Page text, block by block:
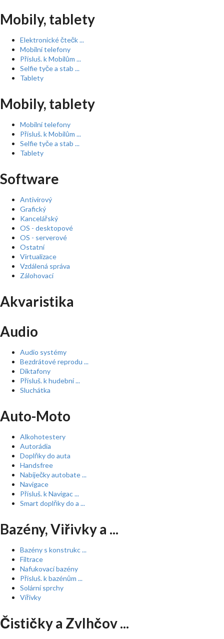
Mobily, tablety
Elektronické čtečk ...
Mobilní telefony
Přísluš. k Mobilům ...
Selfie tyče a stab ...
Tablety
Mobily, tablety
Mobilní telefony
Přísluš. k Mobilům ...
Selfie tyče a stab ...
Tablety
Software
Antivirový
Grafický
Kancelářský
OS - desktopové
OS - serverové
Ostatní
Virtualizace
Vzdálená správa
Zálohovací
Akvaristika
Audio
Audio systémy
Bezdrátové reprodu ...
Diktafony
Přísluš. k hudební ...
Sluchátka
Auto-Moto
Alkohotestery
Autorádia
Doplňky do auta
Handsfree
Nabíječky autobate ...
Navigace
Přísluš. k Navigac ...
Smart doplňky do a ...
Bazény, Viřivky a ...
Bazény s konstrukc ...
Filtrace
Nafukovací bazény
Přísluš. k bazénům ...
Solární sprchy
Vířivky
Čističky a Zvlhčov ...